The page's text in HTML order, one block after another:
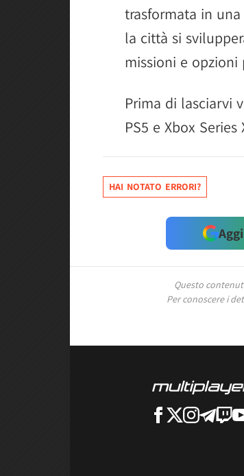
trasformata in
la città si
missioni e opzioni
Prima di lasciarvi
PS5 e Xbox Series
HAI NOTATO ERRORI?
Questo
Per conoscere i